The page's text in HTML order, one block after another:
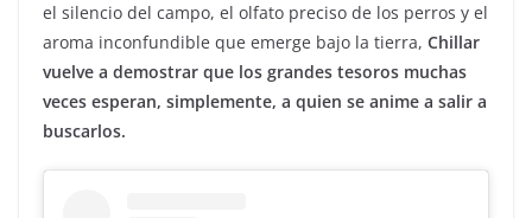
el silencio del campo, el olfato preciso de los perros y el
aroma inconfundible que emerge bajo la tierra, Chillar
vuelve a demostrar que los grandes tesoros muchas
veces esperan, simplemente, a quien se anime a salir a
buscarlos.